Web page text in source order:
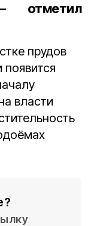
отметил
прудов
появится
власти